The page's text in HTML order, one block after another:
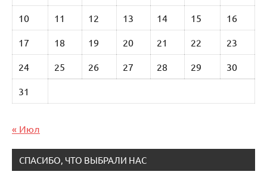
10 11 12 13 14 15 16
17 18 19 20 21 22 23
24 25 26 27 28 29 30
31
« Июл
СПАСИБО, ЧТО ВЫБРАЛИ НАС